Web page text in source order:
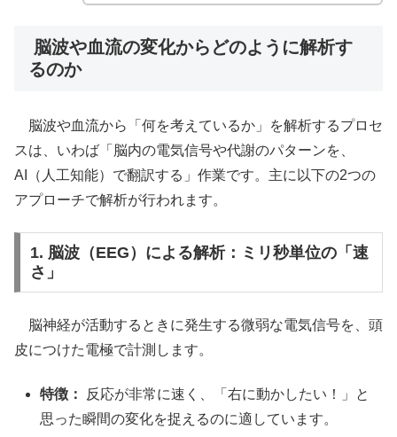
脳波や血流の変化からどのように解析す
るのか
脳波や血流から「何を考えているか」を解析するプロセ
スは、いわば「脳内の電気信号や代謝のパターンを、
AI（人工知能）で翻訳する」作業です。主に以下の2つの
アプローチで解析が行われます。
1. 脳波（EEG）による解析：ミリ秒単位の「速
さ」
脳神経が活動するときに発生する微弱な電気信号を、頭
皮につけた電極で計測します。
特徴：
反応が非常に速く、「右に動かしたい！」と
思った瞬間の変化を捉えるのに適しています。